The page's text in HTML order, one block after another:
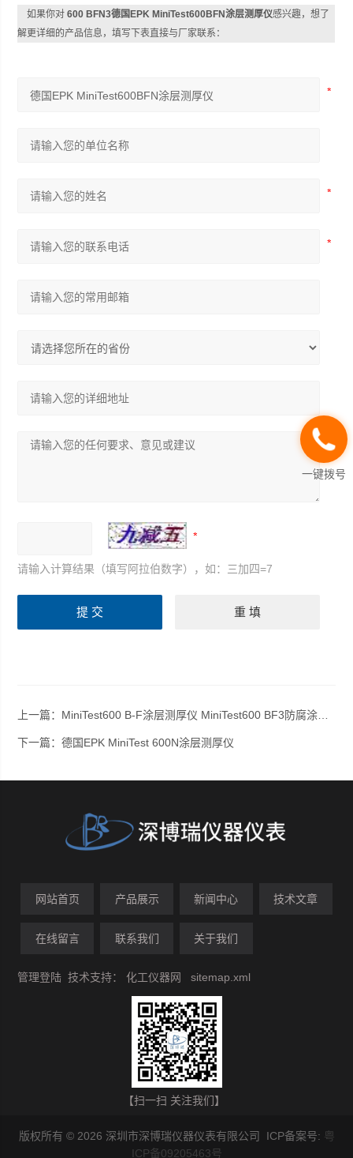
如果你对600 BFN3德国EPK MiniTest600BFN涂层测厚仪感兴趣，想了
解更详细的产品信息，填写下表直接与厂家联系：
请输入计算结果（填写阿拉伯数字），如：三加四=7
上一篇： MiniTest600 B-F涂层测厚仪 MiniTest600 BF3防腐涂镀层测量
下一篇：德国EPK MiniTest 600N涂层测厚仪
网站首页 产品展示 新闻中心 技术文章
在线留言 联系我们 关于我们
管理登陆 技术支持：化工仪器网 sitemap.xml
【扫一扫 关注我们】
版权所有 © 2026 深圳市深博瑞仪器仪表有限公司 ICP备案号: 粤
ICP备09205463号
一键拨号